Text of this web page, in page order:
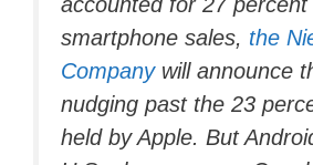
smartphone sales, the
Companywill announce
nudging past the 23
held by Apple. But